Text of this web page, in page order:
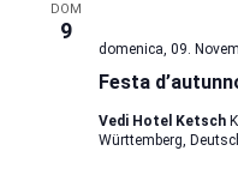
DOM
9
Festa
domenica, 09.
Vedi Hotel Ketsch
Württemberg,